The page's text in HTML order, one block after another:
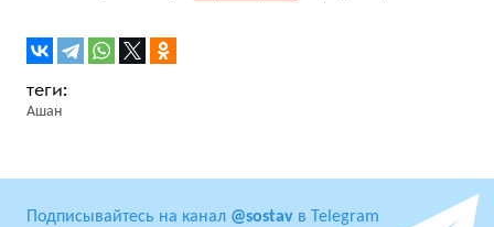
Ашан
Подписывайтесь на канал @sostav в Telegram